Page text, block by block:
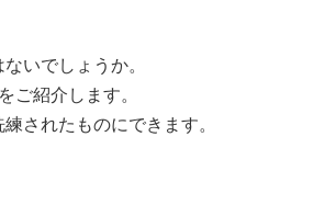
いでしょうか。
紹介します。
されたものにできます。